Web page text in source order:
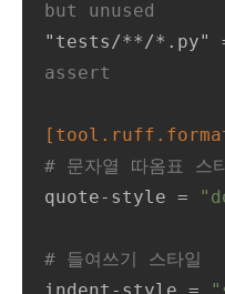
but unused
"tests/**/*.py"
assert
# 문자열 따옴표 스
quote-style =
# 들여쓰기 스타일